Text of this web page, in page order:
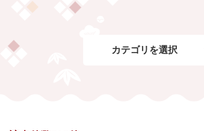
カテゴリを選択